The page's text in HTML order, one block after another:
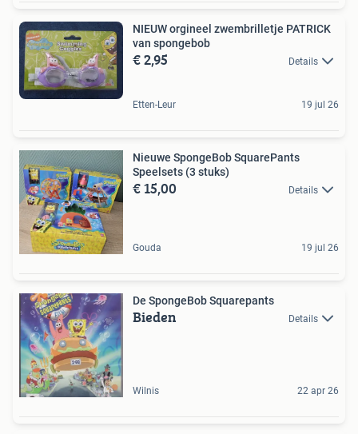
NIEUW orgineel zwembrilletje PATRICK
van spongebob
€ 2,95 Details
Etten-Leur 19 jul 26
Nieuwe SpongeBob SquarePants
Speelsets (3 stuks)
€ 15,00 Details
Gouda 19 jul 26
De SpongeBob Squarepants
Bieden Details
Wilnis 22 apr 26